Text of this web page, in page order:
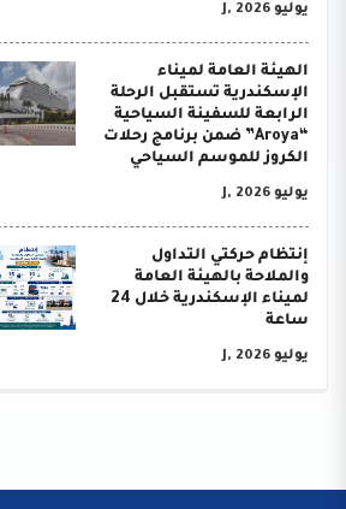
يوليو J, 2026
الهيئة العامة لميناء
الإسكندرية تستقبل الرحلة
الرابعة للسفينة السياحية
“Aroya” ضمن برنامج رحلات
الكروز للموسم السياحي
يوليو J, 2026
إنتظام حركتي التداول
والملاحة بالهيئة العامة
لميناء الإسكندرية خلال 24
ساعة
يوليو J, 2026